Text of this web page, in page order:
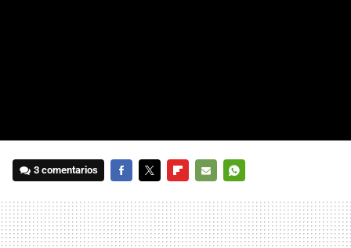
3 comentarios
MAIL